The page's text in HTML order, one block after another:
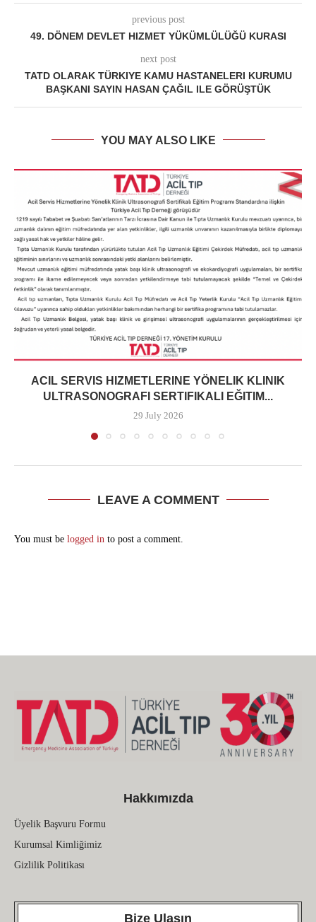
previous post
49. DÖNEM DEVLET HIZMET YÜKÜMLÜLÜĞÜ KURASI
next post
TATD OLARAK TÜRKIYE KAMU HASTANELERI KURUMU
BAŞKANI SAYIN HASAN ÇAĞIL ILE GÖRÜŞTÜK
YOU MAY ALSO LIKE
ACIL SERVIS HIZMETLERINE YÖNELIK KLINIK
ULTRASONOGRAFI SERTIFIKALI EĞITIM...
29 July 2026
LEAVE A COMMENT
You must be logged in to post a comment.
Hakkımızda
Üyelik Başvuru Formu
Kurumsal Kimliğimiz
Gizlilik Politikası
Bize Ulaşın